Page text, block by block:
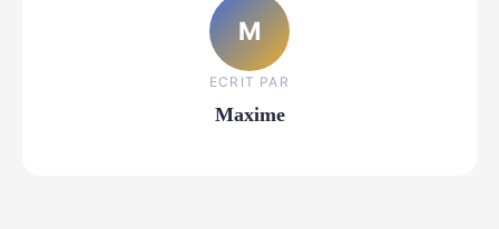
M
ECRIT PAR
Maxime